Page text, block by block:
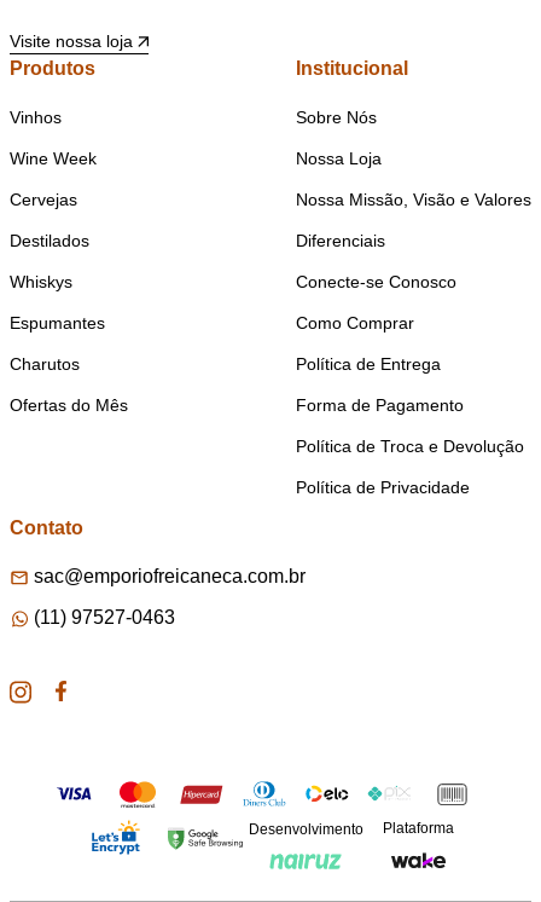
Visite nossa loja
Produtos
Vinhos
Wine Week
Cervejas
Destilados
Whiskys
Espumantes
Charutos
Ofertas do Mês
Institucional
Sobre Nós
Nossa Loja
Nossa Missão, Visão e Valores
Diferenciais
Conecte-se Conosco
Como Comprar
Política de Entrega
Forma de Pagamento
Política de Troca e Devolução
Política de Privacidade
Contato
sac@emporiofreicaneca.com.br
(11) 97527-0463
Desenvolvimento Plataforma